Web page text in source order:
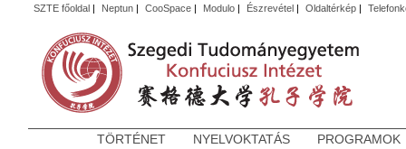
SZTE főoldal| Neptun| CooSpace| Modulo| Észrevétel| Oldaltérkép|
TÖRTÉNET NYELVOKTATÁS PROGRAMOK